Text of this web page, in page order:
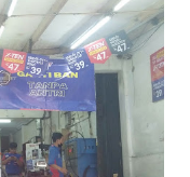
pembelian.
menjual LM, tapi
dipandang, dipikir dan
dari genggaman
oke buat buyback LM.
emas atau butik